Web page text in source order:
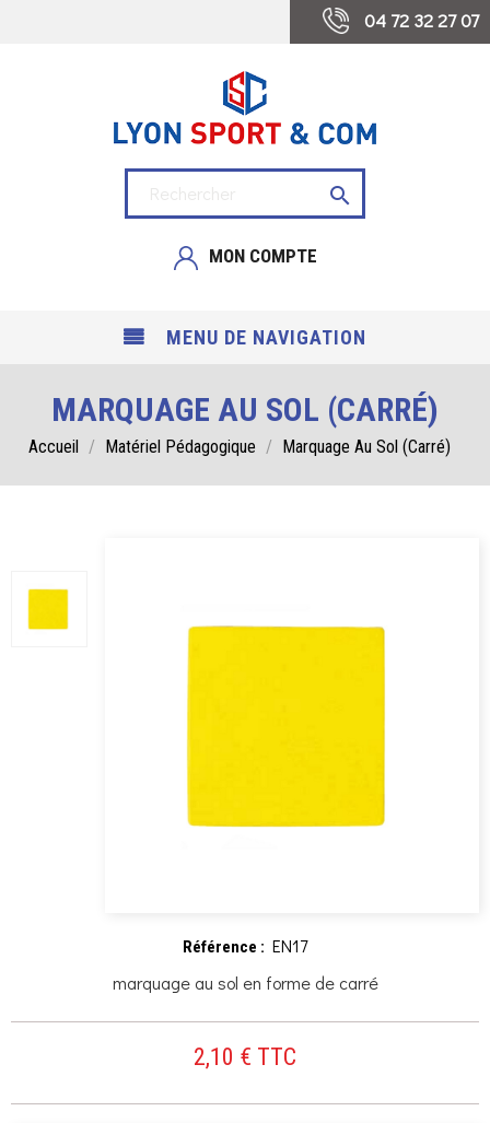
04 72 32 27 07

MON COMPTE
MENU DE NAVIGATION
MARQUAGE AU SOL (CARRÉ)
Accueil Matériel Pédagogique Marquage Au Sol (carré)
Référence : EN17
marquage au sol en forme de carré
2,10 € TTC